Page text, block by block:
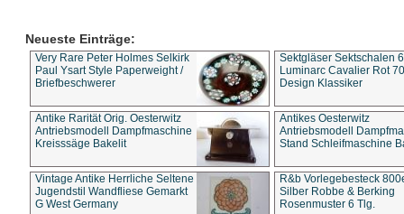
Neueste Einträge:
Very Rare Peter Holmes Selkirk
Paul Ysart Style Paperweight /
Briefbeschwerer
Sektgläser Sektschalen
Luminarc Cavalier Rot
Design Klassiker
Antike Rarität Orig. Oesterwitz
Antriebsmodell Dampfmaschine
Kreisssäge Bakelit
Antikes Oesterwitz
Antriebsmodell
Stand Schleifmaschine
Vintage Antike Herrliche Seltene
Jugendstil Wandfliese Gemarkt
G West Germany
R&b Vorlegebesteck
Silber Robbe & Berking
Rosenmuster 6 Tlg.